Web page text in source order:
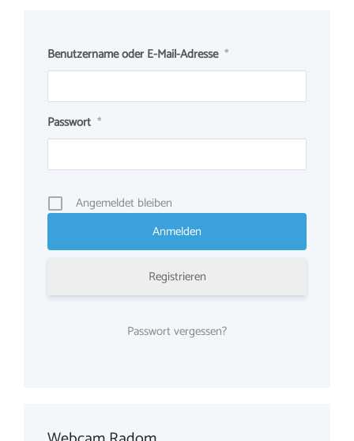
Benutzername oder E-Mail-Adresse *
Passwort *
Angemeldet bleiben
Registrieren
Passwort vergessen?